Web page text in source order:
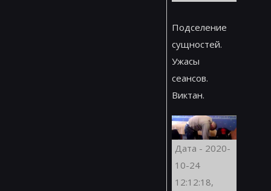
Подселение
сущностей.
Ужасы
сеансов.
Виктан.
Дата - 2020-
10-24
12:12:18,